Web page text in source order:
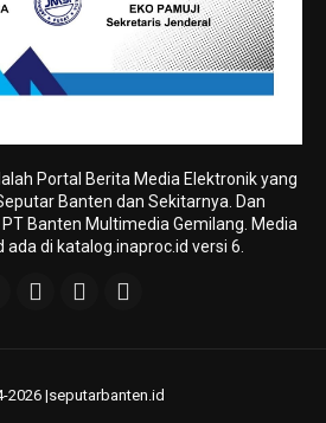
Portal Berita Media Elektronik yang
Banten dan Sekitarnya. Dan
Banten Multimedia Gemilang. Media
di katalog.inaproc.id versi 6.
2026 |seputarbanten.id